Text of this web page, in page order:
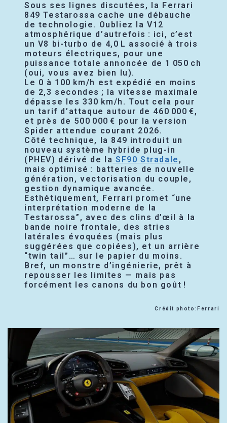
Sous ses lignes discutées, la Ferrari
849 Testarossa cache une débauche
de technologie. Oubliez la V12
atmosphérique d’autrefois : ici, c’est
un V8 bi-turbo de 4,0 L associé à trois
moteurs électriques, pour une
puissance totale annoncée de 1 050 ch
(oui, vous avez bien lu).
Le 0 à 100 km/h est expédié en moins
de 2,3 secondes ; la vitesse maximale
dépasse les 330 km/h. Tout cela pour
un tarif d’attaque autour de 460 000 €,
et près de 500 000 € pour la version
Spider attendue courant 2026.
Côté technique, la 849 introduit un
nouveau système hybride plug-in
(PHEV) dérivé de la SF90 Stradale ,
mais optimisé : batteries de nouvelle
génération, vectorisation du couple,
gestion dynamique avancée.
Esthétiquement, Ferrari promet “une
interprétation moderne de la
Testarossa”, avec des clins d’œil à la
bande noire frontale, des stries
latérales évoquées (mais plus
suggérées que copiées), et un arrière
“twin tail”… sur le papier du moins.
Bref, un monstre d’ingénierie, prêt à
repousser les limites — mais pas
forcément les canons du bon goût !
Crédit photo:Ferrari